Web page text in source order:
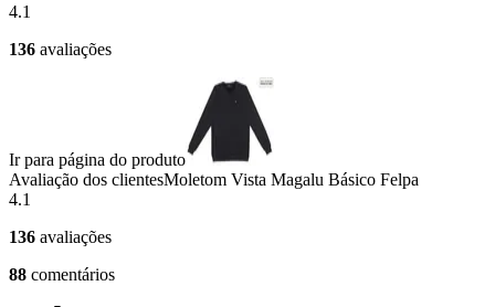
4.1
136 avaliações
Ir para página do produto
Avaliação dos clientesMoletom Vista Magalu Básico Felpa
4.1
136 avaliações
88 comentários